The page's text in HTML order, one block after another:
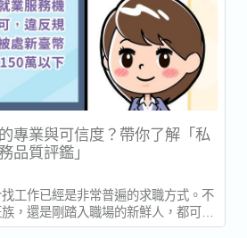
專業與可信度？帶你了解「私
品質評鑑」
工作已經是非常普遍的求職方式。不
，還是剛踏入職場的新鮮人，都可能
服務。 但你知道嗎？市場上的仲介公